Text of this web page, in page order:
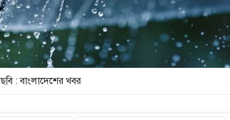
ছবি : বাংলাদেশের খবর